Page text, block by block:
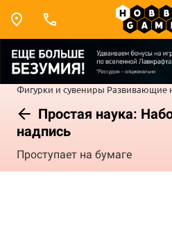
Фигурки и сувениры Развивающие
Простая наука:
надпись
Проступает на бумаге